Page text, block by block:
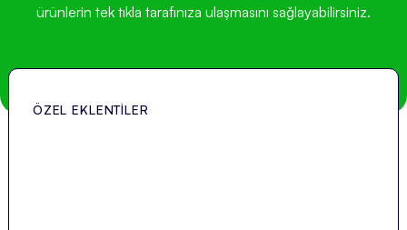
ürünlerin tek tıkla tarafınıza ulaşmasını sağlayabilirsiniz.
ÖZEL EKLENTILER